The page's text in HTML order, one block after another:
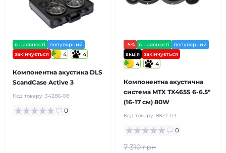
в наявності
популярний
закінчується
4 4
Компонентна акустика DLS
ScandCase Active 3
Код товару: 34286-08
0
-5% в наявності
популярний
акція
закінчується
4 4
Компонентна акустична
система MTX TX465S 6-6.5″
(16-17 см) 80W
Код товару: 8827-03
0
7 310 грн